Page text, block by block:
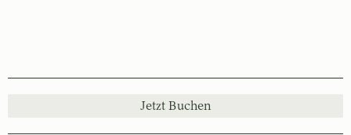
Jetzt Buchen